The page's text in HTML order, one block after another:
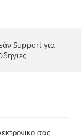
Support για
σας